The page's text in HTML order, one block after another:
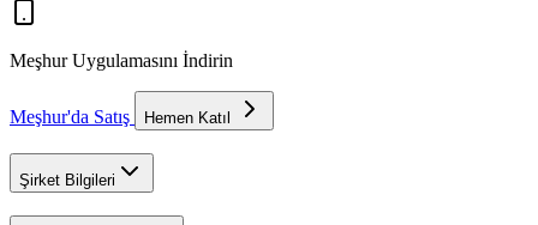
Meşhur Uygulamasını İndirin
Meşhur'da Satış Hemen Katıl
Şirket Bilgileri